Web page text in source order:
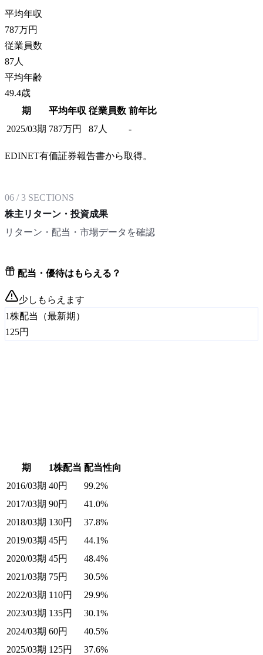
平均年収
787万円
従業員数
87人
平均年齢
49.4歳
期
平均年収 従業員数 前年比
2025/03期 787万円 87人 -
EDINET有価証券報告書から取得。
06 /3 SECTIONS
株主リターン・投資成果
リターン・配当・市場データを確認
配当・優待はもらえる？
少しもらえます
1株配当（最新期）
125円
期 1株配当 配当性向
2016/03期 40円
99.2%
2017/03期 90円
41.0%
2018/03期 130円
37.8%
2019/03期 45円
44.1%
2020/03期 45円
48.4%
2021/03期 75円
30.5%
2022/03期 110円
29.9%
2023/03期 135円
30.1%
2024/03期 60円
40.5%
2025/03期 125円
37.6%